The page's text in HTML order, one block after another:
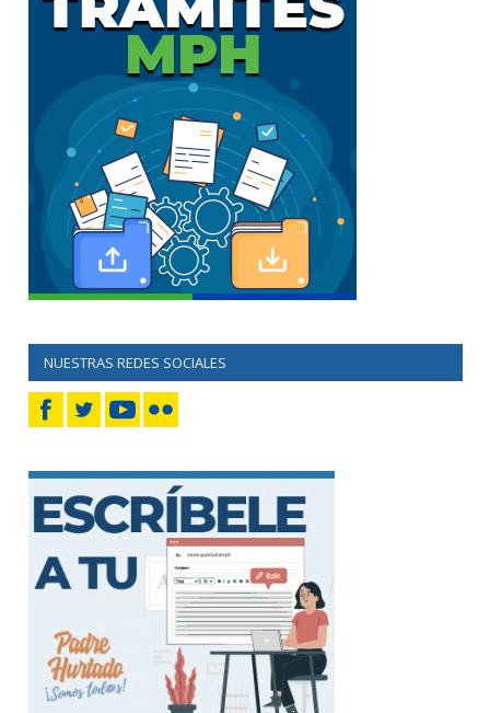
NUESTRAS REDES SOCIALES